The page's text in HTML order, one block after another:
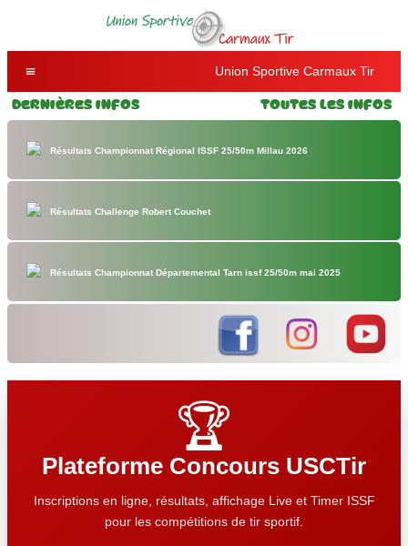
Union Sportive Carmaux Tir
Dernières Infos Toutes les Infos
Résultats Championnat Régional ISSF 25/50m Millau 2026
Résultats Challenge Robert Couchet
Résultats Championnat Départemental Tarn issf 25/50m mai 2025
🏆
Plateforme Concours USCTir
Inscriptions en ligne, résultats, affichage Live et Timer ISSF
pour les compétitions de tir sportif.